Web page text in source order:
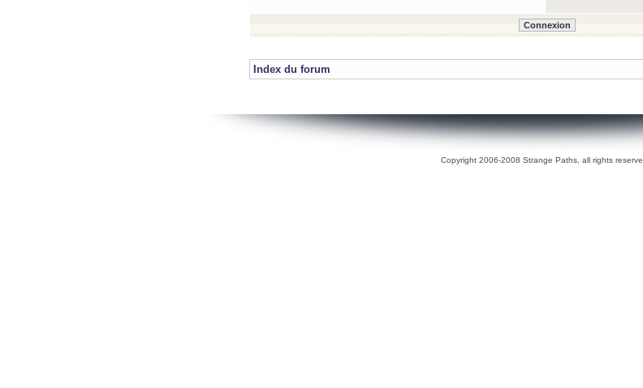
Index du forum
Copyright 2006-2008 Strange Paths, all rights